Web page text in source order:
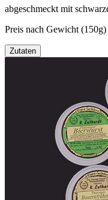
abgeschmeckt mit
Preis nach Gewicht (150g)
Zutaten